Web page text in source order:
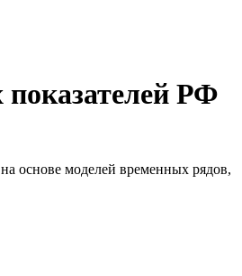
РФ
основе моделей временных рядов,